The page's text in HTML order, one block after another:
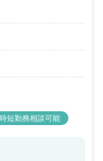
時短勤務相談可能